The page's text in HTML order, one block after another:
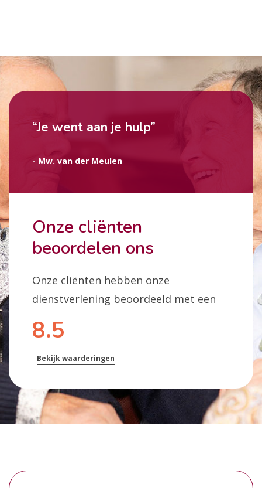
Onze cliënten
beoordelen ons
Onze cliënten hebben onze
dienstverlening beoordeeld met een
8.5
Bekijk waarderingen
“Je went aan je hulp”
- Mw. van der Meulen